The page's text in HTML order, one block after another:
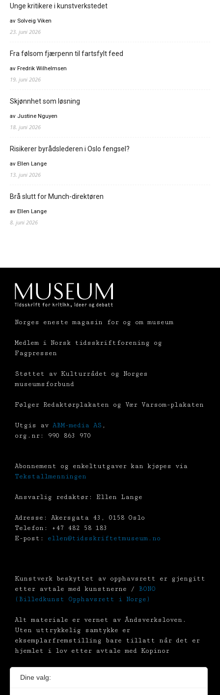
Unge kritikere i kunstverkstedet
av Solveig Viken
23. juni 2026
Fra følsom fjærpenn til fartsfylt feed
av Fredrik Wilhelmsen
19. juni 2026
Skjønnhet som løsning
av Justine Nguyen
18. juni 2026
Risikerer byrådslederen i Oslo fengsel?
av Ellen Lange
13. juni 2026
Brå slutt for Munch-direktøren
av Ellen Lange
8. juni 2026
Norges eneste magasin for og om museum
Medlem i Norsk tidsskriftforening og
Fagpressen
Støttet av Kulturrådet og Norges
museumsforbund
Følger Redaktørplakaten og Vær Varsom-plakaten
Utgis av ABM-media AS ,
org.nr: 990 863 970
Abonnement og enkeltutgaver kan kjøpes via
Tekstallmenningen
Ansvarlig redaktør: Ellen Lange
Adresse: Akersgata 43, 0158 Oslo
Telefon: +47 482 58 183
E-post: ellen@tidsskriftetmuseum.no
Kunstverk beskyttet av opphavsrett er gjengitt
etter avtale med kunstnerne / BONO
(Billedkunst Opphavsrett i Norge)
Alt materiale er vernet av Åndsverksloven.
Uten uttrykkelig samtykke er
eksemplarfremstilling bare tillatt når det er
hjemlet i lov etter avtale med Kopinor
Dine valg: